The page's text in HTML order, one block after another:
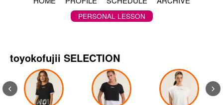
PERSONAL LESSON
toyokofujii SELECTION
‹ ›